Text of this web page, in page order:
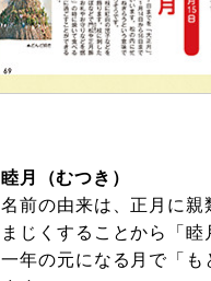
睦月（むつき）
名前の由来は、正月に
まじくすることから「
一年の元になる月で「